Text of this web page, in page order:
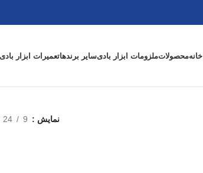
خانهمحصولاتملزومات ابزار بادیسایر برندهاتعمیرات ابزار بادی
نمایش 9
24